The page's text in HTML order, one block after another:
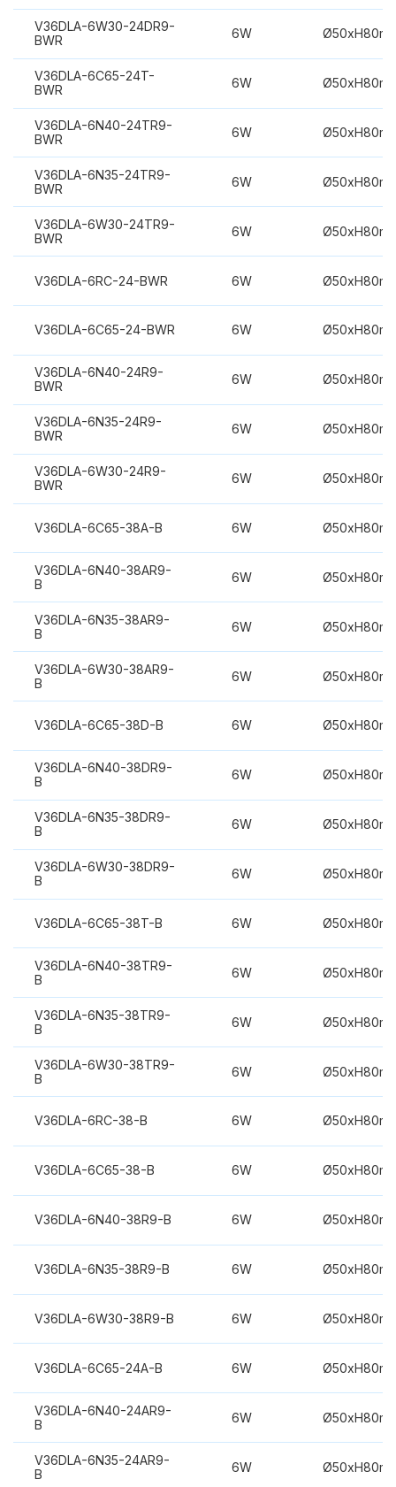
V36DLA-6W30-24DR9-
BWR
6W
V36DLA-6C65-24T-
BWR
6W
V36DLA-6N40-24TR9-
BWR
6W
V36DLA-6N35-24TR9-
BWR
6W
V36DLA-6W30-24TR9-
BWR
6W
V36DLA-6RC-24-BWR 6W
V36DLA-6C65-24-BWR 6W
V36DLA-6N40-24R9-
BWR
6W
V36DLA-6N35-24R9-
BWR
6W
V36DLA-6W30-24R9-
BWR
6W
V36DLA-6C65-38A-B 6W
V36DLA-6N40-38AR9-
B
6W
V36DLA-6N35-38AR9-
B
6W
V36DLA-6W30-38AR9-
B
6W
V36DLA-6C65-38D-B 6W
V36DLA-6N40-38DR9-
B
6W
V36DLA-6N35-38DR9-
B
6W
V36DLA-6W30-38DR9-
B
6W
V36DLA-6C65-38T-B 6W
V36DLA-6N40-38TR9-
B
6W
V36DLA-6N35-38TR9-
B
6W
V36DLA-6W30-38TR9-
B
6W
V36DLA-6RC-38-B 6W
V36DLA-6C65-38-B 6W
V36DLA-6N40-38R9-B 6W
V36DLA-6N35-38R9-B 6W
V36DLA-6W30-38R9-B 6W
V36DLA-6C65-24A-B 6W
V36DLA-6N40-24AR9-
B
6W
V36DLA-6N35-24AR9-
B
6W